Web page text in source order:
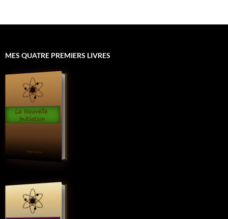
MES QUATRE PREMIERS LIVRES